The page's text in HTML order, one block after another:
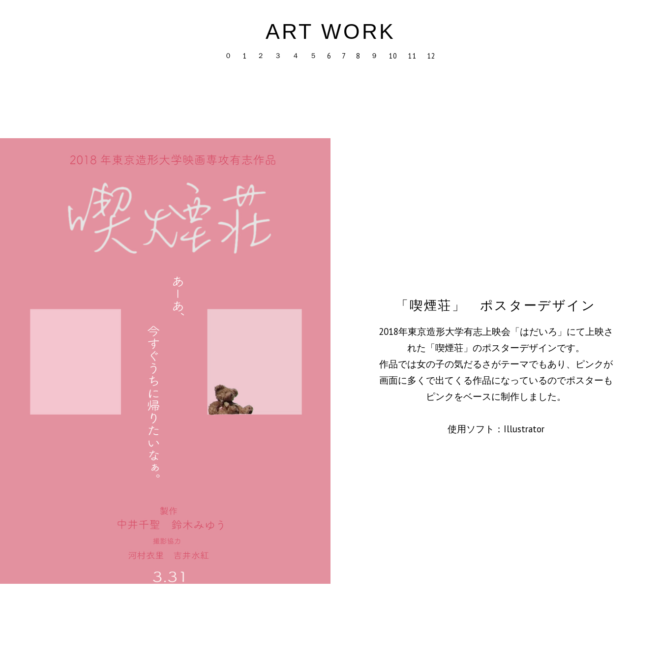
ART WORK
０ 1 ２ ３ ４ ５ 6 7 8 ９ 10 11 12
「喫煙荘」 ポスターデザイン
2018年東京造形大学有志上映会「はだいろ」にて上映さ
れた「喫煙荘」のポスターデザインです。
作品では女の子の気だるさがテーマでもあり、ピンクが
画面に多くで出てくる作品になっているのでポスターも
ピンクをベースに制作しました。
使用ソフト：Illustrator